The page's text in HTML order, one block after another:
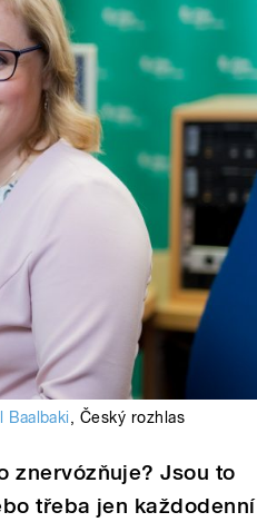
Baalbaki, Český rozhlas
znervózňuje? Jsou to
třeba jen každodenní